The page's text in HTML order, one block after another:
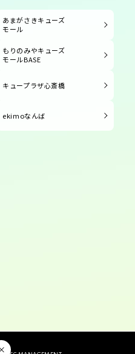
あまがさきキューズ
モール
もりのみやキューズ
モールBASE
キュープラザ心斎橋
ekimoなんば